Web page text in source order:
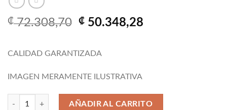
₡72.308,70 El
era:
₡ 72.308,70.
₡ 50.348,28
CALIDAD GARANTIZADA
IMAGEN MERAMENTE ILUSTRATIVA
FULL SET DE EMPAQUES HYUNDAI D4EB cantidad
AÑADIR AL CARRITO